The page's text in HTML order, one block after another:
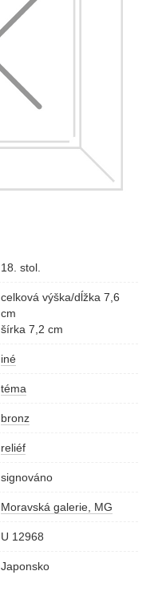
18. stol.
celková výška/dĺžka 7,6
cm
šírka 7,2 cm
iné
téma
bronz
reliéf
signováno
Moravská galerie, MG
U 12968
Japonsko